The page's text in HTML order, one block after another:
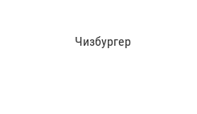
Чизбургер